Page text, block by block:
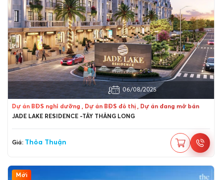
Quận Bắc Từ Liêm, Hà Nội
06/08/2025
Dự án BĐS nghỉ dưỡng , Dự án BĐS đô thị , Dự án đang mở bán
JADE LAKE RESIDENCE -TÂY THĂNG LONG
Giá: Thỏa Thuận
Mới